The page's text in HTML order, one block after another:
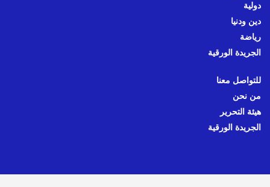
دولية
دين ودنيا
رياضة
الجريدة الورقية
للتواصل معنا
من نحن
هيئة التحرير
الجريدة الورقية